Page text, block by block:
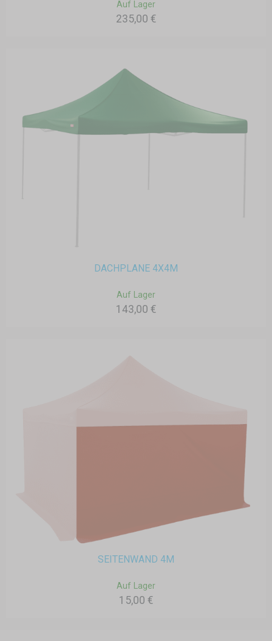
Auf Lager
235,00 €
DACHPLANE 4X4M
Auf Lager
143,00 €
SEITENWAND 4M
Auf Lager
15,00 €